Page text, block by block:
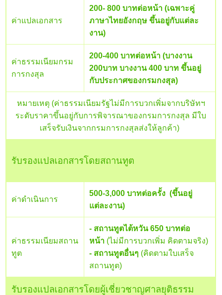
ค่าแปลเอกสาร
200- 800 บาทต่อหน้า (เฉพาะคู่
ภาษาไทยอังกฤษ ขึ้นอยู่กับแต่ละ
งาน)
ค่าธรรมเนียมกรม
การกงสุล
200-400 บาทต่อหน้า (บางงาน
200บาท บางงาน 400 บาท ขึ้นอยู่
กับประกาศของกรมกงสุล)
หมายเหตุ (ค่าธรรมเนียมรัฐไม่มีการบวกเพิ่มจากบริษัทฯ
ระดับราคาขึ้นอยู่กับการพิจารณาของกรมการกงสุล มีใบ
เสร็จรับเงินจากกรมการกงสุลส่งให้ลูกค้า)
รับรองแปลเอกสารโดยสถานทูต
ค่าดำเนินการ
500-3,000 บาทต่อครั้ง (ขึ้นอยู่
แต่ละงาน)
ค่าธรรมเนียมสถาน
ทูต
- สถานทูตไต้หวัน 650 บาทต่อ
หน้า (ไม่มีการบวกเพิ่ม คิดตามจริง)
- สถานทูตอื่นๆ (คิดตามใบเสร็จ
สถานทูต)
รับรองแปลเอกสารโดยผู้เชี่ยวชาญศาลยุติธรรม